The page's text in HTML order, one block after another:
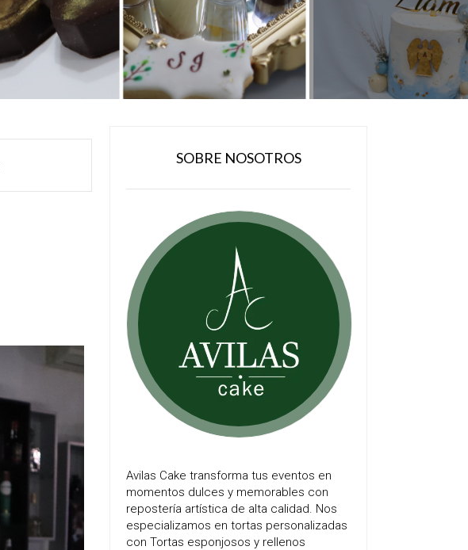
SOBRE NOSOTROS
Avilas Cake transforma tus eventos en
momentos dulces y memorables con
repostería artística de alta calidad. Nos
especializamos en tortas personalizadas
con Tortas esponjosos y rellenos